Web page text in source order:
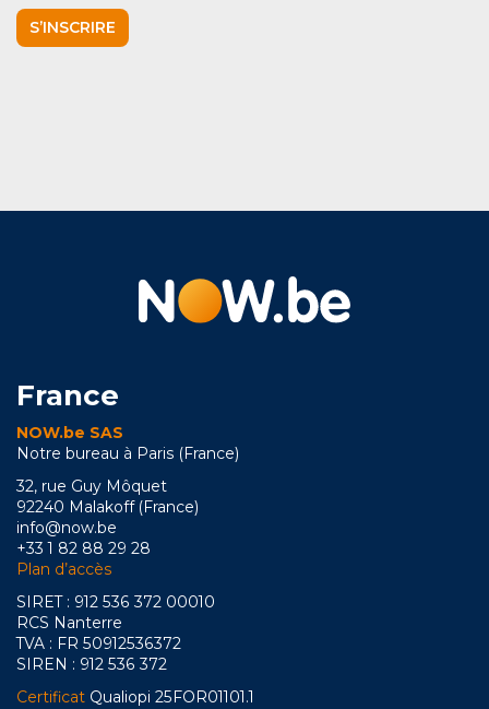
S’INSCRIRE
France
NOW.be SAS
Notre bureau à Paris (France)
32, rue Guy Môquet
92240 Malakoff (France)
info@now.be
+33 1 82 88 29 28
Plan d’accès
SIRET : 912 536 372 00010
RCS Nanterre
TVA : FR 50912536372
SIREN : 912 536 372
Certificat Qualiopi 25FOR01101.1